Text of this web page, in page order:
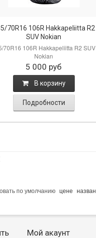
70R16 106R Hakkapeliitta R2
SUV Nokian
70R16 106R Hakkapeliitta R2 SUV
Nokian
5 000 руб
B корзину
Подробности
поумолчанию цене
Мой акаунт